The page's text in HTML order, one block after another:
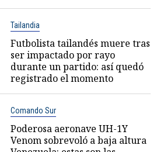
Tailandia
Futbolista tailandés muere tras
ser impactado por rayo
durante un partido: así quedó
registrado el momento
Comando Sur
Poderosa aeronave UH-1Y
Venom sobrevoló a baja altura